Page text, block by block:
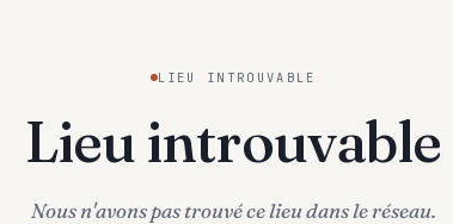
LIEU INTROUVABLE
Lieu introuvable
Nous n'avons pas trouvé ce lieu dans le réseau.